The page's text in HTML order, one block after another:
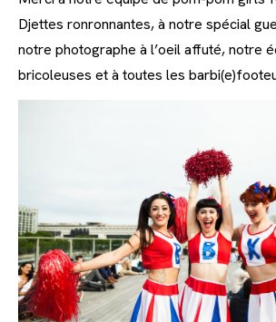
Djettes ronronnantes, à notre spécial
notre photographe à l’oeil affuté, notre
bricoleuses et à toutes les